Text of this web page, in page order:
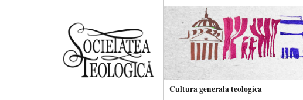
Cultura generala teologica